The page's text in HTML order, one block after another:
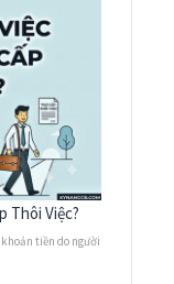
Thôi Việc?
tiền do người